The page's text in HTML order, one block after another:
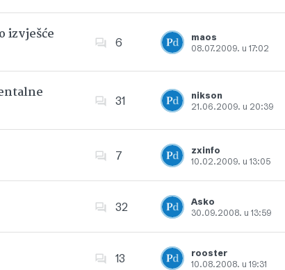
izvješće
6
maos
08.07.2009. u 17:02
31
nikson
21.06.2009. u 20:39
7
zxinfo
10.02.2009. u 13:05
Dodajte u favorite
32
Asko
30.09.2008. u 13:59
Dodajte u favorite
13
rooster
10.08.2008. u 19:31